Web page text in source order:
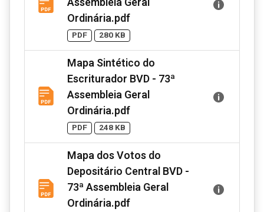
Ordinária.pdf
PDF 280 KB
Mapa Sintético do
Escriturador BVD - 73ª
Assembleia Geral
Ordinária.pdf
PDF 248 KB
Mapa dos Votos do
Depositário Central BVD -
73ª Assembleia Geral
Ordinária.pdf